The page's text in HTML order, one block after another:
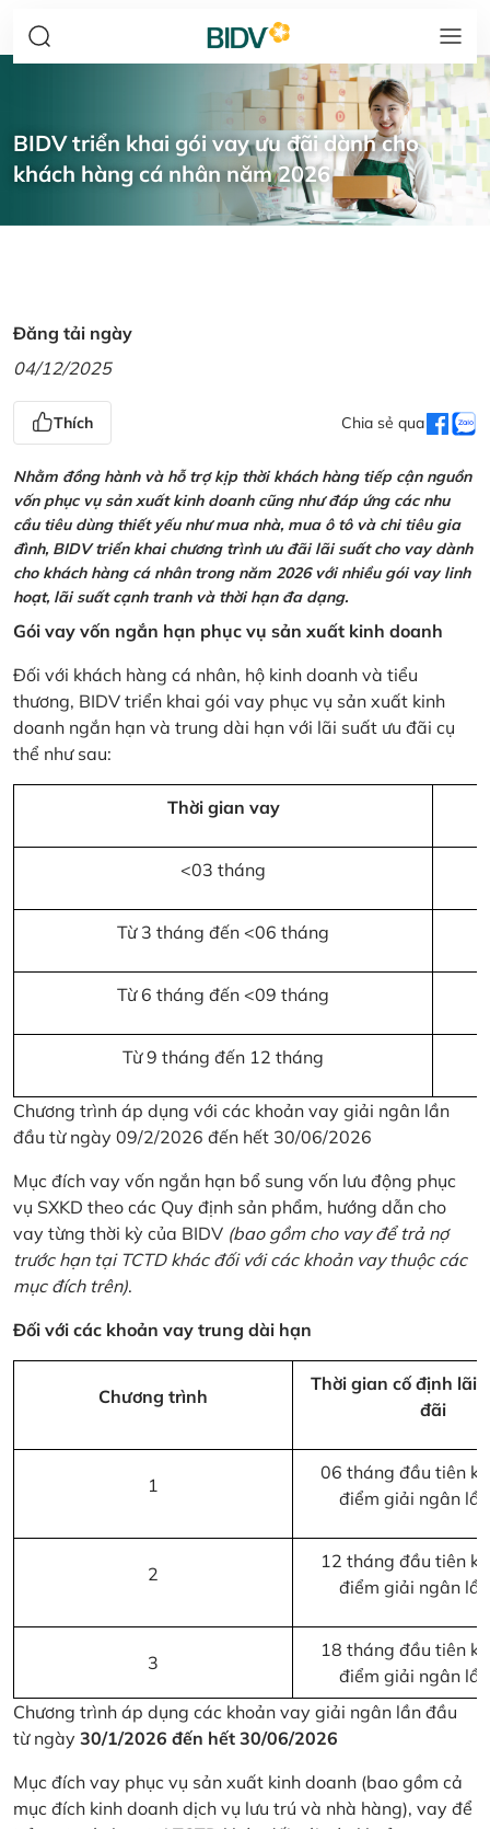
BIDV triển khai gói vay ưu đãi dành cho
khách hàng cá nhân năm 2026
Đăng tải ngày
04/12/2025
Thích Chia sẻ qua
Nhằm đồng hành và hỗ trợ kịp thời khách hàng tiếp cận nguồn
vốn phục vụ sản xuất kinh doanh cũng như đáp ứng các nhu
cầu tiêu dùng thiết yếu như mua nhà, mua ô tô và chi tiêu gia
đình, BIDV triển khai chương trình ưu đãi lãi suất cho vay dành
cho khách hàng cá nhân trong năm 2026 với nhiều gói vay linh
hoạt, lãi suất cạnh tranh và thời hạn đa dạng.
Gói vay vốn ngắn hạn phục vụ sản xuất kinh doanh
Đối với khách hàng cá nhân, hộ kinh doanh và tiểu
thương, BIDV triển khai gói vay phục vụ sản xuất kinh
doanh ngắn hạn và trung dài hạn với lãi suất ưu đãi cụ
thể như sau:
Thời gian vay
<03 tháng
Từ 3 tháng đến <06 tháng
Từ 6 tháng đến <09 tháng
Từ 9 tháng đến 12 tháng
Chương trình áp dụng với các khoản vay giải ngân lần
đầu từ ngày 09/2/2026 đến hết 30/06/2026
Mục đích vay vốn ngắn hạn bổ sung vốn lưu động phục
vụ SXKD theo các Quy định sản phẩm, hướng dẫn cho
vay từng thời kỳ của BIDV (bao gồm cho vay để trả nợ
trước hạn tại TCTD khác đối với các khoản vay thuộc các
mục đích trên).
Đối với các khoản vay trung dài hạn
Chương trình
Thời gian cố định lãi
đãi
1
06 tháng đầu tiên
điểm giải ngân
2
12 tháng đầu tiên
điểm giải ngân
3
18 tháng đầu tiên
điểm giải ngân
Chương trình áp dụng các khoản vay giải ngân lần đầu
từ ngày 30/1/2026 đến hết 30/06/2026
Mục đích vay phục vụ sản xuất kinh doanh (bao gồm cả
mục đích kinh doanh dịch vụ lưu trú và nhà hàng), vay để